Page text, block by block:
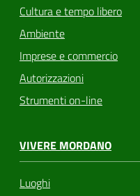
Cultura e tempo libero
Ambiente
Imprese e commercio
Autorizzazioni
Strumenti on-line
VIVERE MORDANO
Luoghi